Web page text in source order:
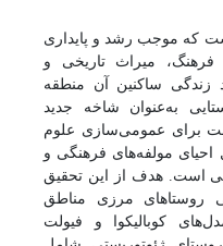
که موجب رشد و پایداری
فرهنگ، میراث تاریخی و
زندگی ساکنین آن منطقه
به‌عنوان شاخه جدید
برای عمومی‌سازی علوم
احیای مولفه‌های فرهنگی و
است. هدف از این تحقیق
روستاهای مرزی مناطق
کوبالیکوا و فیولت